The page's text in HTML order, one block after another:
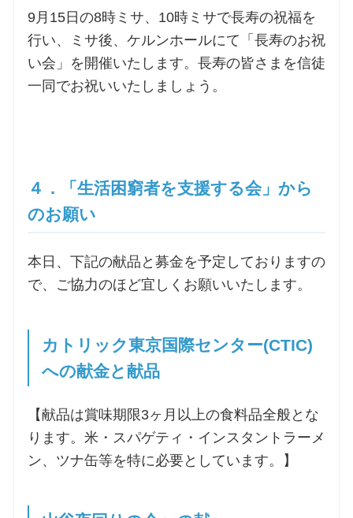
9月15日の8時ミサ、10時ミサで長寿の祝福を
行い、ミサ後、ケルンホールにて「長寿のお祝
い会」を開催いたします。長寿の皆さまを信徒
一同でお祝いいたしましょう。
４．「生活困窮者を支援する会」から
のお願い
本日、下記の献品と募金を予定しておりますの
で、ご協力のほど宜しくお願いいたします。
カトリック東京国際センター(CTIC)
への献金と献品
【献品は賞味期限3ヶ月以上の食料品全般とな
ります。米・スパゲティ・インスタントラーメ
ン、ツナ缶等を特に必要としています。】